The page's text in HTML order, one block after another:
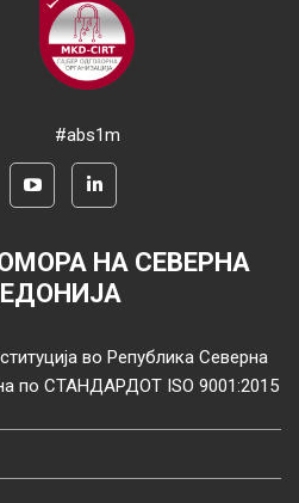
#abs1m
НА СЕВЕРНА
во Република Северна
по СТАНДАРДОТ ISO 9001:2015